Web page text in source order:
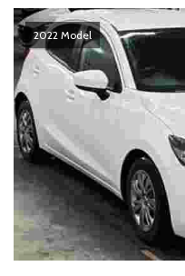
2022 Model